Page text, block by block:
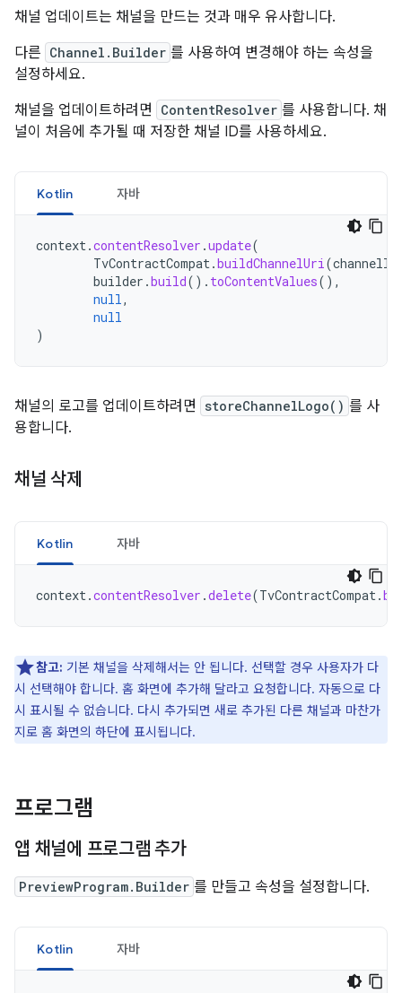
채널 업데이트는 채널을 만드는 것과 매우 유사합니다.
다른 Channel.Builder 를 사용하여 변경해야 하는 속성을
설정하세요.
채널을 업데이트하려면
ContentResolver 를 사용합니다. 채
널이 처음에 추가될 때 저장한 채널 ID를 사용하세요.
Kotlin 자바
context.contentResolver .update(
TvContractCompat.buildChannelUri(channelId
builder .build(). toContentValues(),
null,
null
)
채널의 로고를 업데이트하려면 storeChannelLogo() 를 사
용합니다.
채널 삭제
Kotlin 자바
context.contentResolver .delete(TvContractCompat.
참고: 기본 채널을 삭제해서는 안 됩니다. 선택할 경우 사용자가 다
시 선택해야 합니다. 홈 화면에 추가해 달라고 요청합니다. 자동으로 다
시 표시될 수 없습니다. 다시 추가되면 새로 추가된 다른 채널과 마찬가
지로 홈 화면의 하단에 표시됩니다.
프로그램
앱 채널에 프로그램 추가
PreviewProgram.Builder 를 만들고 속성을 설정합니다.
Kotlin 자바